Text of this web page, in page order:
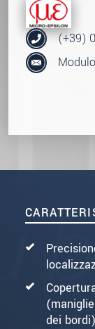
dei bordi)
(+39)